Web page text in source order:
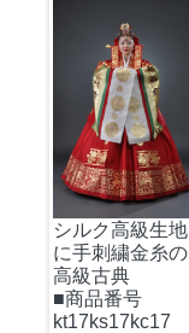
シルク高級生地
に手刺繍金糸の
高級古典
■商品番号
kt17ks17kc17